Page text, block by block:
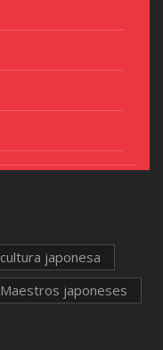
cultura japonesa
Maestros japoneses